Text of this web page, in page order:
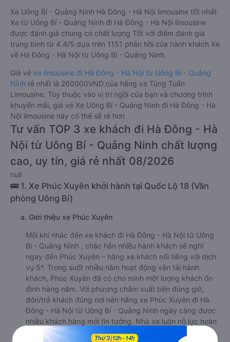
Xe Uông Bí - Quảng Ninh Hà Đông - Hà Nội limousine tốt nhất:
Xe từ Uông Bí - Quảng Ninh đi Hà Đông - Hà Nội limousine
được đánh giá chung có chất lượng Tốt với điểm đánh giá
trung bình từ 4.4/5 dựa trên 1151 phản hồi của hành khách Xe
về Hà Đông - Hà Nội từ Uông Bí - Quảng Ninh.
Giá vé xe limousine đi Hà Đông - Hà Nội từ Uông Bí - Quảng
Ninh rẻ nhất là 260000VND của hãng xe Tùng Tuấn
Limousine. Tùy thuộc vào vị trí ngồi của bạn và chương trình
khuyến mãi, giá vé Xe Uông Bí - Quảng Ninh đi Hà Đông - Hà
Nội limousine này có thể sẽ rẻ hơn
Tư vấn TOP 3 xe khách đi Hà Đông - Hà
Nội từ Uông Bí - Quảng Ninh chất lượng
cao, uy tín, giá rẻ nhất 08/2026
null
🚌 1. Xe Phúc Xuyên khởi hành tại Quốc Lộ 18 (Văn
phòng Uông Bí)
a. Giới thiệu xe Phúc Xuyên
Mỗi khi nhắc đến xe khách đi Hà Đông - Hà Nội từ Uông
Bí - Quảng Ninh , chắc hẳn nhiều hành khách sẽ nghĩ
ngay đến Phúc Xuyên – hãng xe khách nổi tiếng với dịch
vụ 5*. Trong suốt nhiều năm hoạt động vận tải hành
khách, Phúc Xuyên đã có cho mình một lượng khách ổn
định hàng năm. Với phương châm xuất bến đúng giờ,
đón/trả khách đúng nơi nên hãng xe Phúc Xuyên đi Hà
Đông - Hà Nội từ Uông Bí - Quảng Ninh ngày càng được
nhiều khách hàng mới tin tưởng. Nhà xe luôn nỗ lực hoàn
thiện hơn mỗi ngày để không phụ lòng mong mỏi của